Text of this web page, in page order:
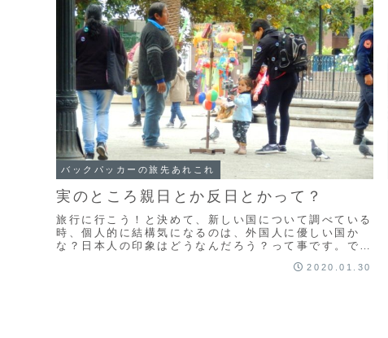
バックパッカーの旅先あれこれ
実のところ親日とか反日とかって？
旅行に行こう！と決めて、新しい国について調べている
時、個人的に結構気になるのは、外国人に優しい国か
な？日本人の印象はどうなんだろう？って事です。で
2020.01.30